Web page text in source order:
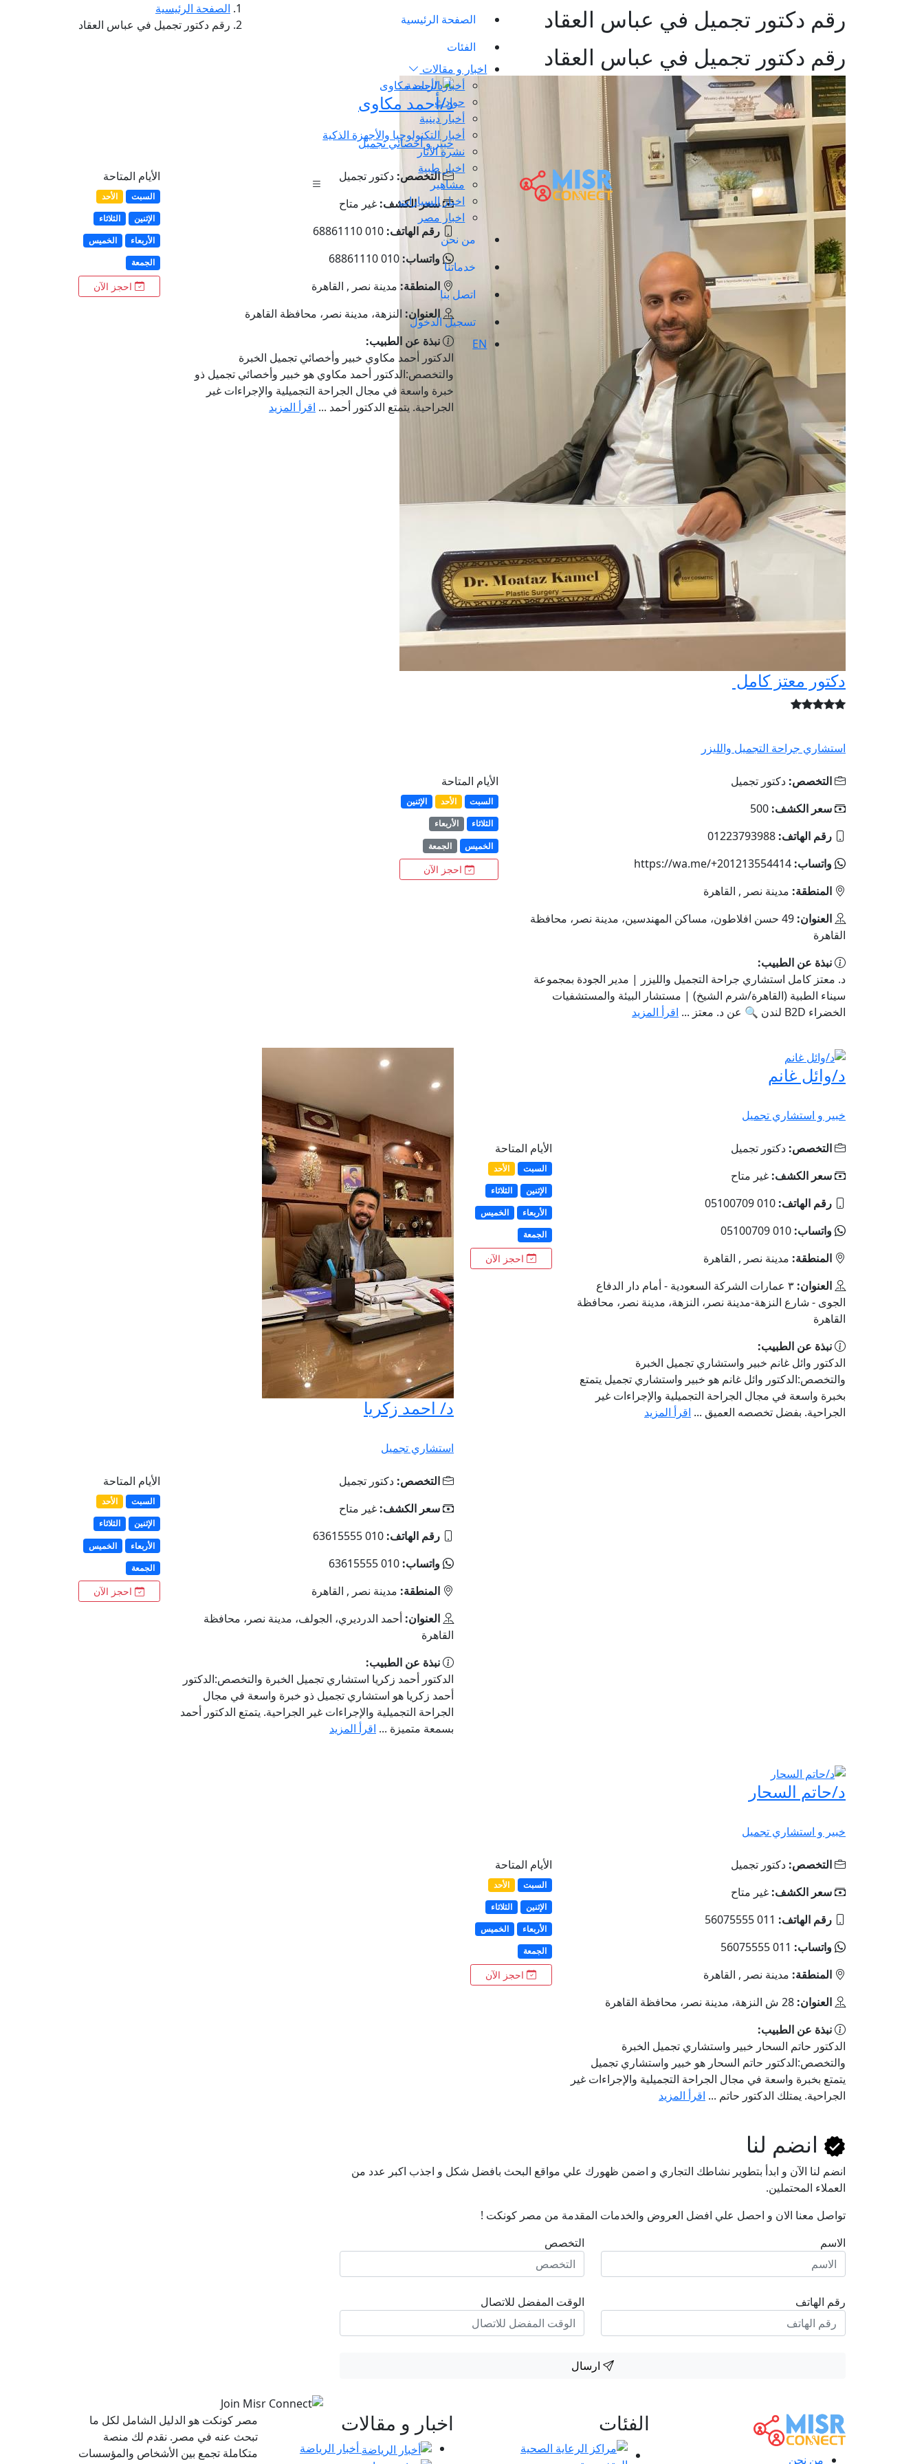
الصفحة الرئيسية
الفئات
اخبار و مقالات
أخبار الرياضة
حوادث
أخبار دينية
أخبار التكنولوجيا والأجهزة الذكية
نشرة الآثار
اخبار طبية
مشاهير
اخبار السيارات
اخبار مصر
من نحن
خدماتنا
اتصل بنا
تسجيل الدخول
EN
رقم دكتور تجميل في عباس العقاد
الصفحة الرئيسية
رقم دكتور تجميل في عباس العقاد
رقم دكتور تجميل في عباس العقاد
دكتور معتز كامل
استشاري جراحة التجميل والليزر
التخصص: دكتور تجميل
سعر الكشف: 500
رقم الهاتف: 01223793988
واتساب: https://wa.me/+201213554414
المنطقة: مدينة نصر , القاهرة
العنوان:
49 حسن افلاطون، مساكن المهندسين، مدينة نصر، محافظة
القاهرة‬
نبذة عن الطبيب:
د. معتز كامل استشاري جراحة التجميل والليزر | مدير الجودة بمجموعة
سيناء الطبية (القاهرة/شرم الشيخ) | مستشار البيئة والمستشفيات
الخضراء B2D لندن 🔍 عن د. معتز ...
اقرأ المزيد
الأيام المتاحة
السبت الأحد
الإثنين
الثلاثاء
الأربعاء
الخميس
الجمعة
احجز الآن
د/أحمد مكاوى
خبير و أخصائي تجميل
التخصص: دكتور تجميل
سعر الكشف: غير متاح
رقم الهاتف: 010 68861110
واتساب: 010 68861110
المنطقة: مدينة نصر , القاهرة
العنوان: النزهة، مدينة نصر، محافظة القاهرة
نبذة عن الطبيب:
الدكتور أحمد مكاوي خبير وأخصائي تجميل الخبرة
والتخصص:الدكتور أحمد مكاوي هو خبير وأخصائي تجميل ذو
خبرة واسعة في مجال الجراحة التجميلية والإجراءات غير
الجراحية. يتمتع الدكتور أحمد ... اقرأ المزيد
الأيام المتاحة
السبت
الأحد
الإثنين
الثلاثاء
الأربعاء
الخميس
الجمعة
احجز الآن
د/وائل غانم
خبير و استشاري تجميل
التخصص: دكتور تجميل
سعر الكشف: غير متاح
رقم الهاتف: 010 05100709
واتساب: 010 05100709
المنطقة: مدينة نصر , القاهرة
العنوان:
٣ عمارات الشركة السعودية - أمام دار الدفاع
الجوى - شارع النزهة-مدينة نصر، النزهة، مدينة نصر، محافظة
القاهرة‬
نبذة عن الطبيب:
الدكتور وائل غانم خبير واستشاري تجميل الخبرة
والتخصص:الدكتور وائل غانم هو خبير واستشاري تجميل يتمتع
بخبرة واسعة في مجال الجراحة التجميلية والإجراءات غير
الجراحية. بفضل تخصصه العميق ... اقرأ المزيد
الأيام المتاحة
السبت
الأحد
الإثنين
الثلاثاء
الأربعاء
الخميس
الجمعة
احجز الآن
د/ احمد زكريا
استشاري تجميل
التخصص: دكتور تجميل
سعر الكشف: غير متاح
رقم الهاتف: 010 63615555
واتساب: 010 63615555
المنطقة: مدينة نصر , القاهرة
العنوان: أحمد الدرديري، الجولف، مدينة نصر، محافظة
القاهرة‬
نبذة عن الطبيب:
الدكتور أحمد زكريا استشاري تجميل الخبرة والتخصص:الدكتور
أحمد زكريا هو استشاري تجميل ذو خبرة واسعة في مجال
الجراحة التجميلية والإجراءات غير الجراحية. يتمتع الدكتور أحمد
بسمعة متميزة ... اقرأ المزيد
الأيام المتاحة
السبت
الأحد
الإثنين
الثلاثاء
الأربعاء
الخميس
الجمعة
احجز الآن
د/حاتم السحار
خبير و استشاري تجميل
التخصص: دكتور تجميل
سعر الكشف: غير متاح
رقم الهاتف: 011 56075555
واتساب: 011 56075555
المنطقة: مدينة نصر , القاهرة
العنوان: 28 ش النزهة، مدينة نصر، محافظة القاهرة
نبذة عن الطبيب:
الدكتور حاتم السحار خبير واستشاري تجميل الخبرة
والتخصص:الدكتور حاتم السحار هو خبير واستشاري تجميل
يتمتع بخبرة واسعة في مجال الجراحة التجميلية والإجراءات غير
الجراحية. يمتلك الدكتور حاتم ... اقرأ المزيد
الأيام المتاحة
السبت
الأحد
الإثنين
الثلاثاء
الأربعاء
الخميس
الجمعة
احجز الآن
انضم لنا
انضم لنا اﻵن و ابدأ بتطوير نشاطك التجاري و اضمن ظهورك علي مواقع البحث بافضل شكل و اجذب اكبر عدد من
العملاء المحتملين.
تواصل معنا الان و احصل علي افضل العروض والخدمات المقدمة من مصر كونكت !
الاسم
رقم الهاتف
التخصص
الوقت المفضل للاتصال
ارسال
من نحن
الفئات اخبار و مقالات
أخبار الرياضة
مصر كونكت هو الدليل الشامل لكل ما
تبحث عنه في مصر. نقدم لك منصة
متكاملة تجمع بين الأشخاص والمؤسسات